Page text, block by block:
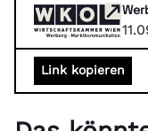
Link kopieren